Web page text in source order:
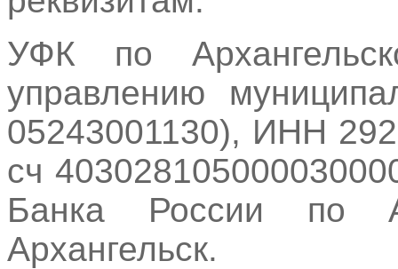
УФК по
управлению
05243001130), ИНН
сч
Банка России по
Архангельск.